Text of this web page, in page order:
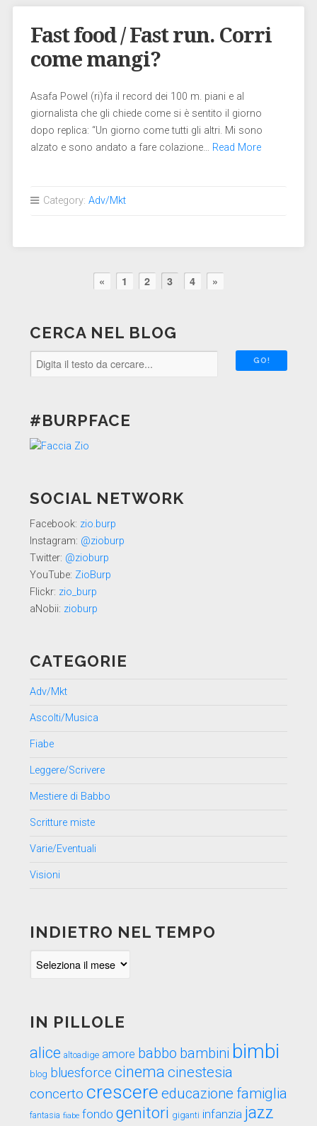
Fast food / Fast run. Corri
come mangi?
Asafa Powel (ri)fa il record dei 100 m. piani e al
giornalista che gli chiede come si è sentito il giorno
dopo replica: “Un giorno come tutti gli altri. Mi sono
alzato e sono andato a fare colazione… Read More
Category: Adv/Mkt
« 1 2 3 4 »
CERCA NEL BLOG
#BURPFACE
SOCIAL NETWORK
Facebook: zio.burp
Instagram: @zioburp
Twitter: @zioburp
YouTube: ZioBurp
Flickr: zio_burp
aNobii: zioburp
CATEGORIE
Adv/Mkt
Ascolti/Musica
Fiabe
Leggere/Scrivere
Mestiere di Babbo
Scritture miste
Varie/Eventuali
Visioni
INDIETRO NEL TEMPO
IN PILLOLE
alice altoadige amore babbo bambini bimbi
blog bluesforce cinema cinestesia
concerto crescere educazione famiglia
fantasia fiabe fondo genitori giganti infanzia jazz